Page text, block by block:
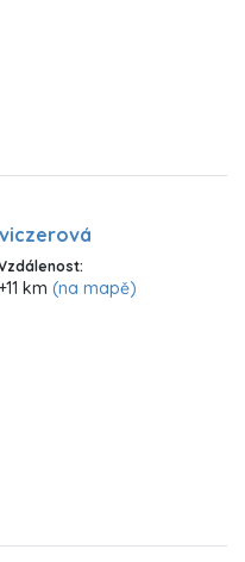
km (na mapě)